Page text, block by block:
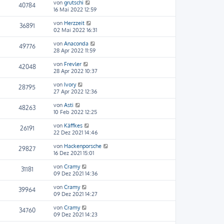
40784 von grutschi
16 Mai 2022 12:59
36891 von Herzzeit
02 Mai 2022 16:31
49776 von Anaconda
28 Apr 2022 11:59
42048 von Frevler
28 Apr 2022 10:37
28795 von Ivory
27 Apr 2022 12:36
48263 von Asti
10 Feb 2022 12:25
26191 von Käffkes
22 Dez 2021 14:46
29827 von Hackenporsche
16 Dez 2021 15:01
31181 von Cramy
09 Dez 2021 14:36
39964 von Cramy
09 Dez 2021 14:27
34760 von Cramy
09 Dez 2021 14:23